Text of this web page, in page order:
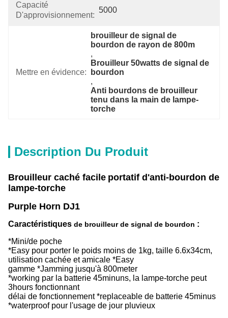
Capacité
D'approvisionnement:
5000
Mettre en évidence:
brouilleur de signal de
bourdon de rayon de 800m
,
Brouilleur 50watts de signal de
bourdon
,
Anti bourdons de brouilleur
tenu dans la main de lampe-
torche
Description Du Produit
Brouilleur caché facile portatif d'anti-bourdon de
lampe-torche
Purple Horn DJ1
Caractéristiques de brouilleur de signal de bourdon :
*Mini/de poche
*Easy pour porter le poids moins de 1kg, taille 6.6x34cm,
utilisation cachée et amicale *Easy
gamme *Jamming jusqu'à 800meter
*working par la batterie 45minuns, la lampe-torche peut
3hours fonctionnant
délai de fonctionnement *replaceable de batterie 45minus
*waterproof pour l'usage de jour pluvieux